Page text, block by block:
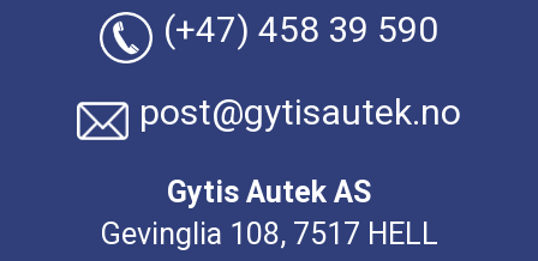
(+47) 458 39 590
post@gytisautek.no
Gytis Autek AS
Gevinglia 108, 7517 HELL